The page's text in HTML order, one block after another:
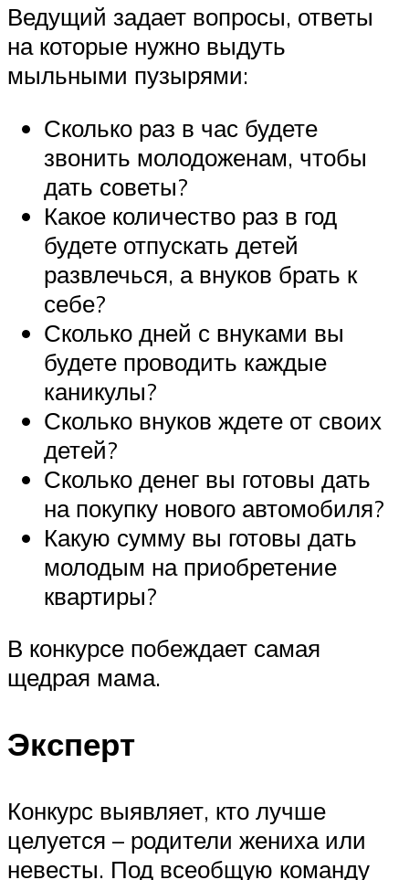
Ведущий задает вопросы, ответы
на которые нужно выдуть
мыльными пузырями:
Сколько раз в час будете
звонить молодоженам, чтобы
дать советы?
Какое количество раз в год
будете отпускать детей
развлечься, а внуков брать к
себе?
Сколько дней с внуками вы
будете проводить каждые
каникулы?
Сколько внуков ждете от своих
детей?
Сколько денег вы готовы дать
на покупку нового автомобиля?
Какую сумму вы готовы дать
молодым на приобретение
квартиры?
В конкурсе побеждает самая
щедрая мама.
Эксперт
Конкурс выявляет, кто лучше
целуется – родители жениха или
невесты. Под всеобщую команду